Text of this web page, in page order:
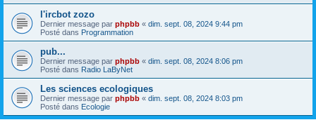
l'ircbot zozo
Dernier message par phpbb « dim. sept. 08, 2024 9:44 pm
Posté dans Programmation
pub...
Dernier message par phpbb « dim. sept. 08, 2024 8:06 pm
Posté dans Radio LaByNet
Les sciences ecologiques
Dernier message par phpbb « dim. sept. 08, 2024 8:03 pm
Posté dans Ecologie